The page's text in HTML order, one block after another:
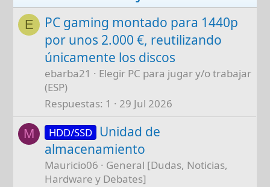
E
PC gaming montado para 1440p
por unos 2.000 €, reutilizando
únicamente los discos
ebarba21
Elegir PC para jugar y/o trabajar
(ESP)
Respuestas 1 29 Jul 2026
M HDD/SSD Unidad de
almacenamiento
Mauricio06
General [Dudas, Noticias,
Hardware y Debates]